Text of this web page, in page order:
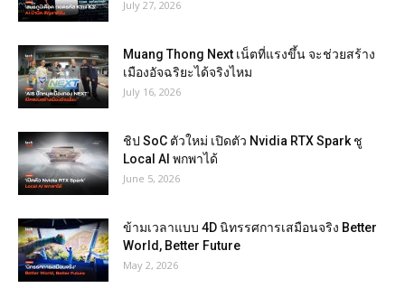
July 27, 2026
Muang Thong Next เน็ตที่แรงขึ้น จะช่วยสร้าง
เมืองอัจฉริยะได้จริงไหม
July 16, 2026
ชิป SoC ตัวใหม่ เปิดตัว Nvidia RTX Spark ชู
Local AI พกพาได้
June 5, 2026
ข้ามเวลาแบบ 4D นิทรรศการเสมือนจริง Better
World, Better Future
May 2, 2026